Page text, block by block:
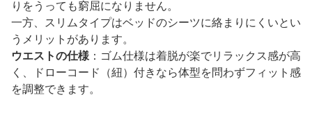
りをうっても窮屈になりません。
一方、スリムタイプはベッドのシーツに絡まりにくいとい
うメリットがあります。
ウエストの仕様：ゴム仕様は着脱が楽でリラックス感が高
く、ドローコード（紐）付きなら体型を問わずフィット感
を調整できます。